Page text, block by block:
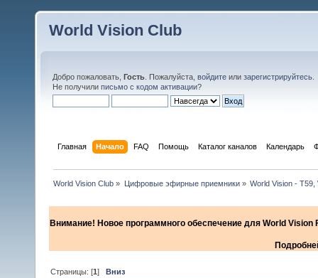
World Vision Club
Добро пожаловать, Гость . Пожалуйста, войдите или зарегистрируйтесь
Не получили письмо с кодом активации?
Главная Начало FAQ Помощь Каталог каналов Календарь
World Vision Club » Цифровые эфирные приемники» World Vision - Т59,
Внимание! Новое программного обеспечение для World
Страницы: [1]Вниз